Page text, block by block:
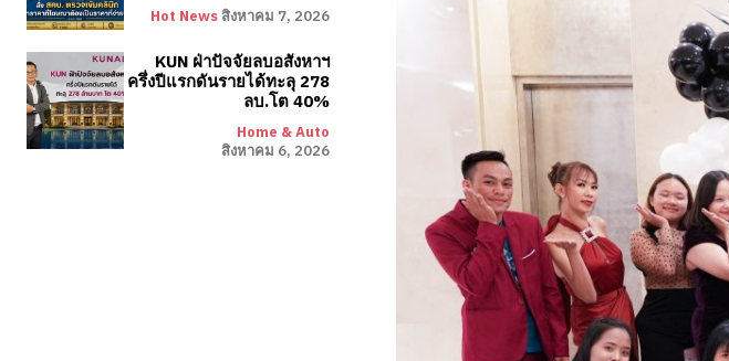
Hot News สิงหาคม 7, 2026
KUN ฝ่าปัจจัยลบอสังหาฯ
ครึ่งปีแรกดันรายได้ทะลุ 278
ลบ.โต 40%
Home & Auto
สิงหาคม 6, 2026